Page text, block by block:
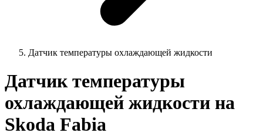
Датчик температуры охлаждающей жидкости
Датчик температуры
охлаждающей жидкости на
Skoda Fabia